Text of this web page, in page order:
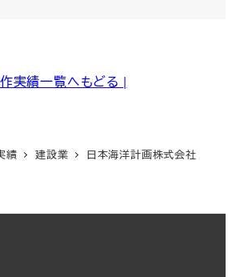
実績一覧へもどる |
績 建設業
日本海洋計画株式会社